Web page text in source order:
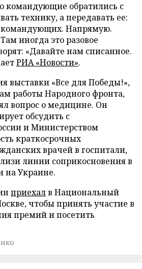
командующие обратились с
технику, а передавать ее:
командующих. Напрямую.
иногда это разовое
«Давайте нам списанное.
РИА «Новости».
выставки «Все для Победы!»,
работы Народного фронта,
вопрос о медицине. Он
обсудить с
и Министерством
краткосрочных
врачей в госпитали,
линии соприкосновения в
на Украине.
приехалв Национальный
чтобы принять участие в
премий и посетить